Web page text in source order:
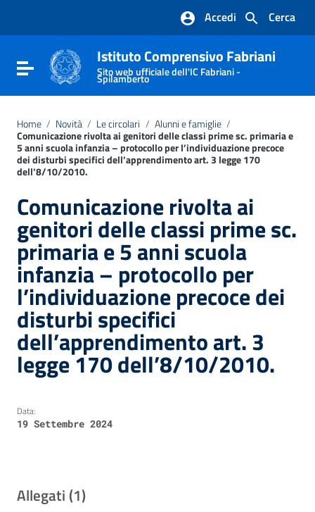
Vai al footer
Cerca
Accedi
Attiva / disattiva la navigazione
Istituto Comprensivo Fabriani
Sito web ufficiale dell'IC Fabriani -
Spilamberto
Home / Novità / Le circolari / Alunni e famiglie /
Comunicazione rivolta ai genitori delle classi prime sc. primaria e
5 anni scuola infanzia – protocollo per l’individuazione precoce
dei disturbi specifici dell’apprendimento art. 3 legge 170
dell’8/10/2010.
Comunicazione rivolta ai
genitori delle classi prime sc.
primaria e 5 anni scuola
infanzia – protocollo per
l’individuazione precoce dei
disturbi specifici
dell’apprendimento art. 3
legge 170 dell’8/10/2010.
Data:
19 Settembre 2024
Allegati (1)